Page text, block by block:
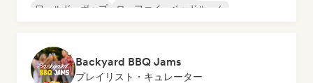
ワールド・ポップ
ローファイ・ベッドルーム
Backyard BBQ Jams
プレイリスト・キュレーター